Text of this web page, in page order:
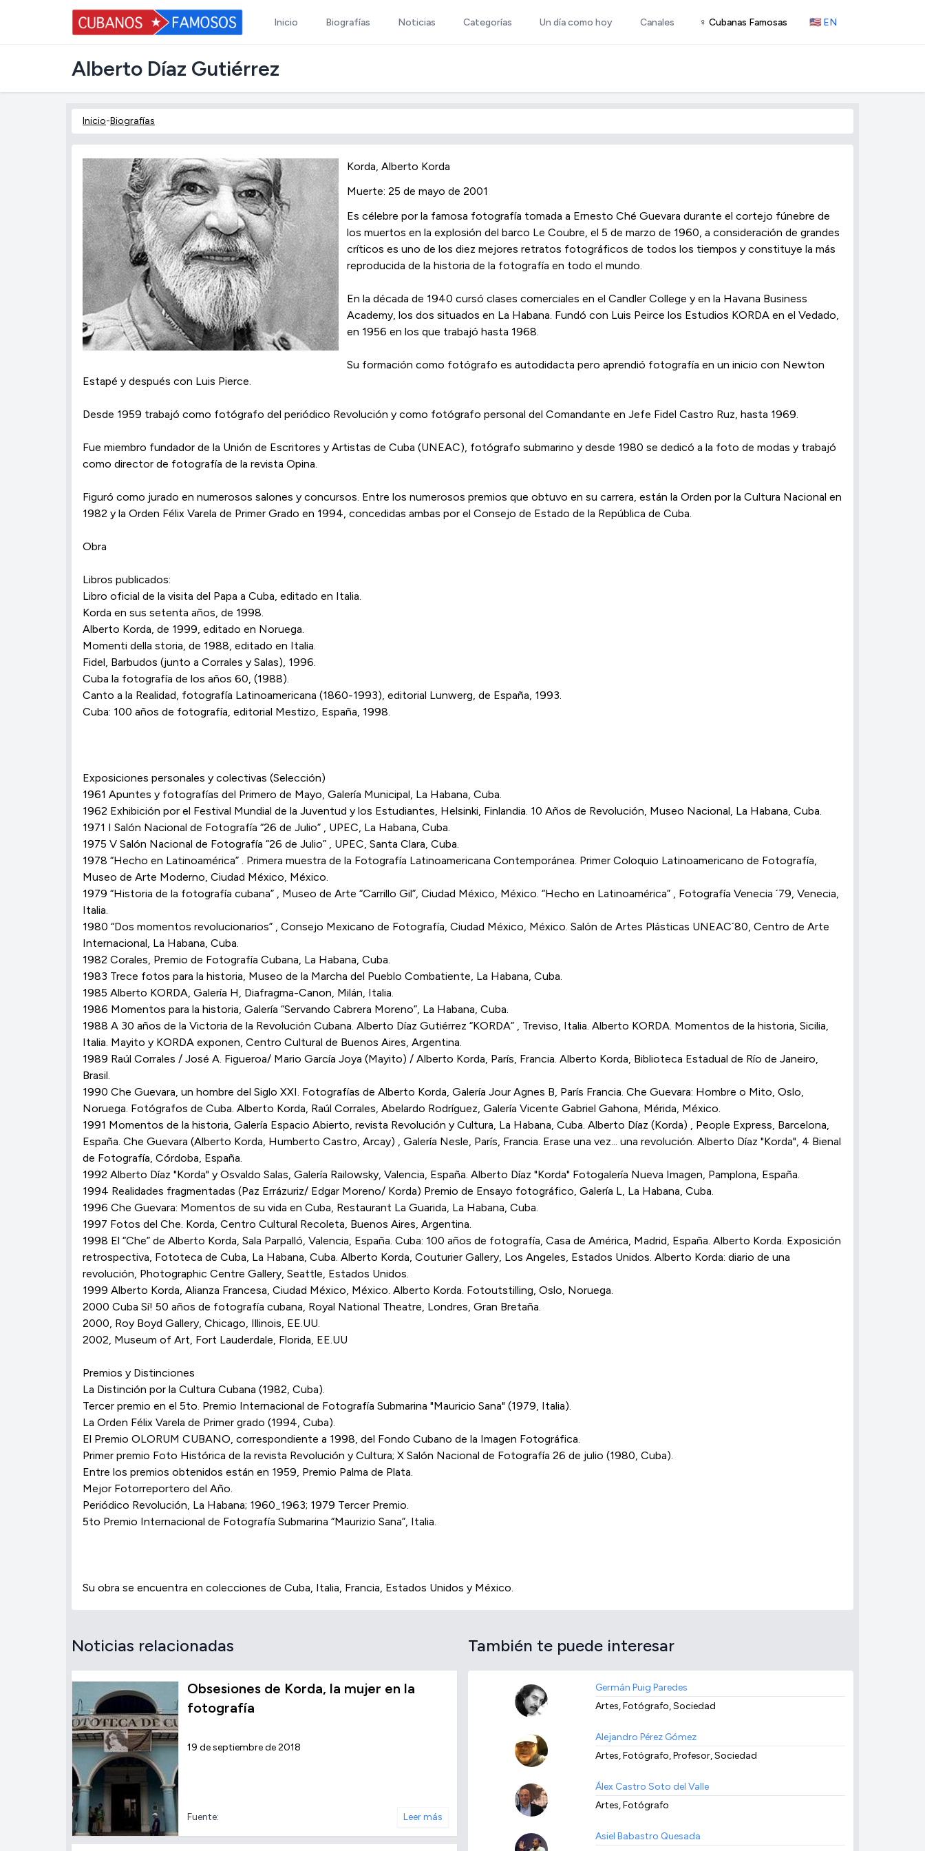
Inicio Biografías Noticias Categorías Un día como hoy Canales ♀ Cubanas Famosas 🇺🇸 EN
Alberto Díaz Gutiérrez
Inicio-Biografías
Korda, Alberto Korda
Muerte: 25 de mayo de 2001
Es célebre por la famosa fotografía tomada a Ernesto Ché Guevara durante el cortejo fúnebre de
los muertos en la explosión del barco Le Coubre, el 5 de marzo de 1960, a consideración de grandes
críticos es uno de los diez mejores retratos fotográficos de todos los tiempos y constituye la más
reproducida de la historia de la fotografía en todo el mundo.
En la década de 1940 cursó clases comerciales en el Candler College y en la Havana Business
Academy, los dos situados en La Habana. Fundó con Luis Peirce los Estudios KORDA en el Vedado,
en 1956 en los que trabajó hasta 1968.
Su formación como fotógrafo es autodidacta pero aprendió fotografía en un inicio con Newton
Estapé y después con Luis Pierce.
Desde 1959 trabajó como fotógrafo del periódico Revolución y como fotógrafo personal del Comandante en Jefe Fidel Castro Ruz, hasta 1969.
Fue miembro fundador de la Unión de Escritores y Artistas de Cuba (UNEAC), fotógrafo submarino y desde 1980 se dedicó a la foto de modas y trabajó
como director de fotografía de la revista Opina.
Figuró como jurado en numerosos salones y concursos. Entre los numerosos premios que obtuvo en su carrera, están la Orden por la Cultura Nacional en
1982 y la Orden Félix Varela de Primer Grado en 1994, concedidas ambas por el Consejo de Estado de la República de Cuba.
Obra
Libros publicados:
Libro oficial de la visita del Papa a Cuba, editado en Italia.
Korda en sus setenta años, de 1998.
Alberto Korda, de 1999, editado en Noruega.
Momenti della storia, de 1988, editado en Italia.
Fidel, Barbudos (junto a Corrales y Salas), 1996.
Cuba la fotografía de los años 60, (1988).
Canto a la Realidad, fotografía Latinoamericana (1860-1993), editorial Lunwerg, de España, 1993.
Cuba: 100 años de fotografía, editorial Mestizo, España, 1998.
Exposiciones personales y colectivas (Selección)
1961 Apuntes y fotografías del Primero de Mayo, Galería Municipal, La Habana, Cuba.
1962 Exhibición por el Festival Mundial de la Juventud y los Estudiantes, Helsinki, Finlandia. 10 Años de Revolución, Museo Nacional, La Habana, Cuba.
1971 I Salón Nacional de Fotografía “26 de Julio” , UPEC, La Habana, Cuba.
1975 V Salón Nacional de Fotografía “26 de Julio” , UPEC, Santa Clara, Cuba.
1978 “Hecho en Latinoamérica” . Primera muestra de la Fotografía Latinoamericana Contemporánea. Primer Coloquio Latinoamericano de Fotografía,
Museo de Arte Moderno, Ciudad México, México.
1979 “Historia de la fotografía cubana” , Museo de Arte “Carrillo Gil”, Ciudad México, México. “Hecho en Latinoamérica” , Fotografía Venecia ´79, Venecia,
Italia.
1980 “Dos momentos revolucionarios” , Consejo Mexicano de Fotografía, Ciudad México, México. Salón de Artes Plásticas UNEAC´80, Centro de Arte
Internacional, La Habana, Cuba.
1982 Corales, Premio de Fotografía Cubana, La Habana, Cuba.
1983 Trece fotos para la historia, Museo de la Marcha del Pueblo Combatiente, La Habana, Cuba.
1985 Alberto KORDA, Galería H, Diafragma-Canon, Milán, Italia.
1986 Momentos para la historia, Galería “Servando Cabrera Moreno”, La Habana, Cuba.
1988 A 30 años de la Victoria de la Revolución Cubana. Alberto Díaz Gutiérrez “KORDA” , Treviso, Italia. Alberto KORDA. Momentos de la historia, Sicilia,
Italia. Mayito y KORDA exponen, Centro Cultural de Buenos Aires, Argentina.
1989 Raúl Corrales / José A. Figueroa/ Mario García Joya (Mayito) / Alberto Korda, París, Francia. Alberto Korda, Biblioteca Estadual de Río de Janeiro,
Brasil.
1990 Che Guevara, un hombre del Siglo XXI. Fotografías de Alberto Korda, Galería Jour Agnes B, París Francia. Che Guevara: Hombre o Mito, Oslo,
Noruega. Fotógrafos de Cuba. Alberto Korda, Raúl Corrales, Abelardo Rodríguez, Galería Vicente Gabriel Gahona, Mérida, México.
1991 Momentos de la historia, Galería Espacio Abierto, revista Revolución y Cultura, La Habana, Cuba. Alberto Díaz (Korda) , People Express, Barcelona,
España. Che Guevara (Alberto Korda, Humberto Castro, Arcay) , Galería Nesle, París, Francia. Erase una vez... una revolución. Alberto Díaz "Korda", 4 Bienal
de Fotografía, Córdoba, España.
1992 Alberto Díaz "Korda" y Osvaldo Salas, Galería Railowsky, Valencia, España. Alberto Díaz "Korda" Fotogalería Nueva Imagen, Pamplona, España.
1994 Realidades fragmentadas (Paz Errázuriz/ Edgar Moreno/ Korda) Premio de Ensayo fotográfico, Galería L, La Habana, Cuba.
1996 Che Guevara: Momentos de su vida en Cuba, Restaurant La Guarida, La Habana, Cuba.
1997 Fotos del Che. Korda, Centro Cultural Recoleta, Buenos Aires, Argentina.
1998 El “Che” de Alberto Korda, Sala Parpalló, Valencia, España. Cuba: 100 años de fotografía, Casa de América, Madrid, España. Alberto Korda. Exposición
retrospectiva, Fototeca de Cuba, La Habana, Cuba. Alberto Korda, Couturier Gallery, Los Angeles, Estados Unidos. Alberto Korda: diario de una
revolución, Photographic Centre Gallery, Seattle, Estados Unidos.
1999 Alberto Korda, Alianza Francesa, Ciudad México, México. Alberto Korda. Fotoutstilling, Oslo, Noruega.
2000 Cuba Sí! 50 años de fotografía cubana, Royal National Theatre, Londres, Gran Bretaña.
2000, Roy Boyd Gallery, Chicago, Illinois, EE.UU.
2002, Museum of Art, Fort Lauderdale, Florida, EE.UU
Premios y Distinciones
La Distinción por la Cultura Cubana (1982, Cuba).
Tercer premio en el 5to. Premio Internacional de Fotografía Submarina "Mauricio Sana" (1979, Italia).
La Orden Félix Varela de Primer grado (1994, Cuba).
El Premio OLORUM CUBANO, correspondiente a 1998, del Fondo Cubano de la Imagen Fotográfica.
Primer premio Foto Histórica de la revista Revolución y Cultura; X Salón Nacional de Fotografía 26 de julio (1980, Cuba).
Entre los premios obtenidos están en 1959, Premio Palma de Plata.
Mejor Fotorreportero del Año.
Periódico Revolución, La Habana; 1960_1963; 1979 Tercer Premio.
5to Premio Internacional de Fotografía Submarina “Maurizio Sana”, Italia.
Su obra se encuentra en colecciones de Cuba, Italia, Francia, Estados Unidos y México.
Noticias relacionadas
Obsesiones de Korda, la mujer en la
fotografía
19 de septiembre de 2018
Fuente: Leer más
También te puede interesar
Germán Puig Paredes
Artes, Fotógrafo, Sociedad
Alejandro Pérez Gómez
Artes, Fotógrafo, Profesor, Sociedad
Álex Castro Soto del Valle
Artes, Fotógrafo
Asiel Babastro Quesada